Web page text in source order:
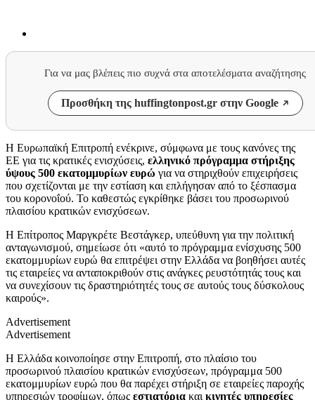
Για να μας βλέπεις πιο συχνά στα αποτελέσματα αναζήτησης
Προσθήκη της huffingtonpost.gr στην Google
Η Ευρωπαϊκή Επιτροπή ενέκρινε, σύμφωνα με τους κανόνες της
ΕΕ για τις κρατικές ενισχύσεις, ελληνικό πρόγραμμα στήριξης
ύψους 500 εκατομμυρίων ευρώ για να στηριχθούν επιχειρήσεις
που σχετίζονται με την εστίαση και επλήγησαν από το ξέσπασμα
του κορονοΐού. Το καθεστώς εγκρίθηκε βάσει του προσωρινού
πλαισίου κρατικών ενισχύσεων.
Η Επίτροπος Μαργκρέτε Βεστάγκερ, υπεύθυνη για την πολιτική
ανταγωνισμού, σημείωσε ότι «αυτό το πρόγραμμα ενίσχυσης 500
εκατομμυρίων ευρώ θα επιτρέψει στην Ελλάδα να βοηθήσει αυτές
τις εταιρείες να ανταποκριθούν στις ανάγκες ρευστότητάς τους και
να συνεχίσουν τις δραστηριότητές τους σε αυτούς τους δύσκολους
καιρούς».
Advertisement
Advertisement
Η Ελλάδα κοινοποίησε στην Επιτροπή, στο πλαίσιο του
προσωρινού πλαισίου κρατικών ενισχύσεων, πρόγραμμα 500
εκατομμυρίων ευρώ που θα παρέχει στήριξη σε εταιρείες παροχής
υπηρεσιών τροφίμων, όπως εστιατόρια και κινητές υπηρεσίες